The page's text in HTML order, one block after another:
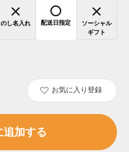
のし名入れ 配送日指定
ソーシャル
ギフト
お気に入り登録